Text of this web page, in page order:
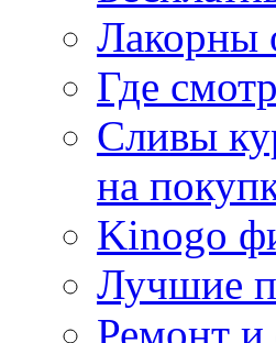
Лакорны
Где
Сливы
на
Kinogo
Лучшие